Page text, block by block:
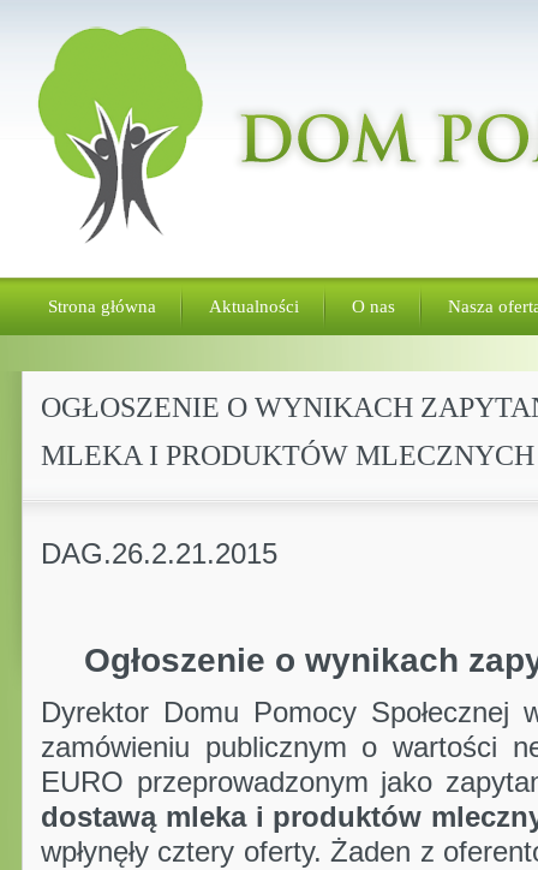
Strona główna Aktualności O nas Nasza
OGŁOSZENIE O WYNIKACH
MLEKA I PRODUKTÓW MLECZNYCH
DAG.26.2.21.2015
Ogłoszenie o wynikach
Dyrektor Domu Pomocy Społecznej
zamówieniu publicznym o wartości
EURO przeprowadzonym jako
dostawą mleka i produktów
wpłynęły cztery oferty. Żaden z